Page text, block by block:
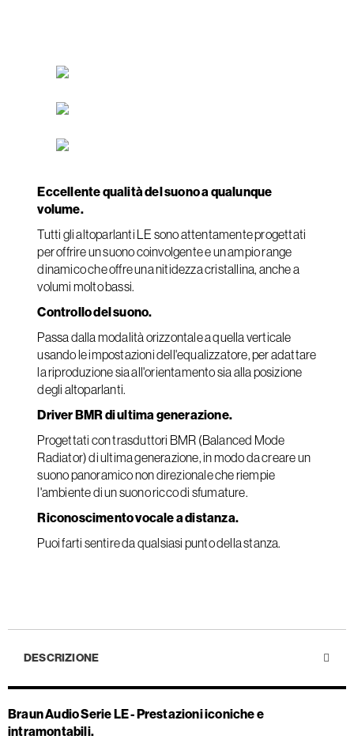
Eccellente qualità del suono a qualunque
volume.
Tutti gli altoparlanti LE sono attentamente progettati
per offrire un suono coinvolgente e un ampio range
dinamico che offre una nitidezza cristallina, anche a
volumi molto bassi.
Controllo del suono.
Passa dalla modalità orizzontale a quella verticale
usando le impostazioni dell'equalizzatore, per adattare
la riproduzione sia all'orientamento sia alla posizione
degli altoparlanti.
Driver BMR di ultima generazione.
Progettati con trasduttori BMR (Balanced Mode
Radiator) di ultima generazione, in modo da creare un
suono panoramico non direzionale che riempie
l'ambiente di un suono ricco di sfumature.
Riconoscimento vocale a distanza.
Puoi farti sentire da qualsiasi punto della stanza.
DESCRIZIONE
Braun Audio Serie LE - Prestazioni iconiche e
intramontabili.